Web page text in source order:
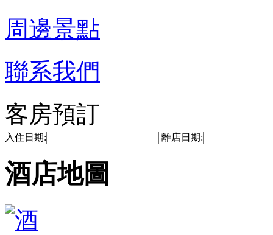
周邊景點
聯系我們
客房預訂
入住日期: 離店日期:
酒店地圖